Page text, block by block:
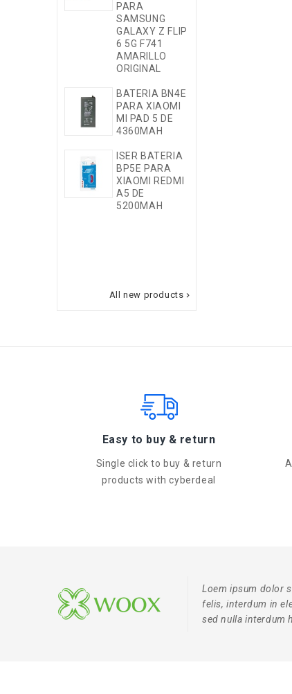
PARA
SAMSUNG
GALAXY Z FLIP
6 5G F741
AMARILLO
ORIGINAL
BATERIA BN4E
PARA XIAOMI
MI PAD 5 DE
4360MAH
ISER BATERIA
BP5E PARA
XIAOMI REDMI
A5 DE
5200MAH
All new products 
Easy to buy & return
Single click to buy & return
products with cyberdeal
Loem ipsum dolor
felis, interdum in
sed nulla interdum